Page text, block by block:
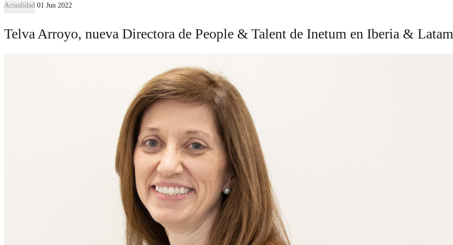
Actualidad 01 Jun 2022
Telva Arroyo, nueva Directora de People & Talent de Inetum en Iberia & Latam